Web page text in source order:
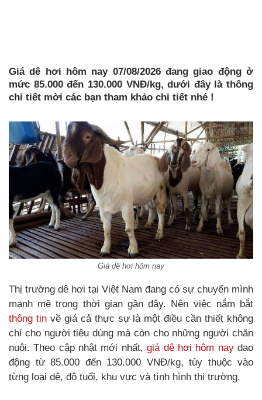
Giá dê hơi hôm nay 07/08/2026 đang giao động ở
mức 85.000 đến 130.000 VNĐ/kg, dưới đây là thông
chi tiết mời các bạn tham khảo chi tiết nhé !
Giá dê hơi hôm nay
Thị trường dê hơi tại Việt Nam đang có sự chuyển mình
mạnh mẽ trong thời gian gần đây. Nên việc nắm bắt
thông tinvề giá cả thực sự là một điều cần thiết không
chỉ cho người tiêu dùng mà còn cho những người chăn
nuôi. Theo cập nhật mới nhất,giá dê hơi hôm naydao
động từ 85.000 đến 130.000 VNĐ/kg, tùy thuộc vào
từng loại dê, độ tuổi, khu vực và tình hình thị trường.